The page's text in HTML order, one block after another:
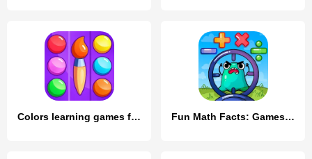
Colors learning games for kids Fun Math Facts: Games for Kids